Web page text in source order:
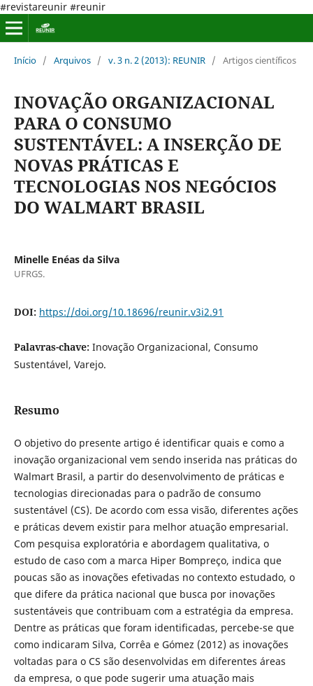
#revistareunir #reunir
Início / Arquivos / v. 3 n. 2 (2013): REUNIR / Artigos científicos
INOVAÇÃO ORGANIZACIONAL
PARA O CONSUMO
SUSTENTÁVEL: A INSERÇÃO DE
NOVAS PRÁTICAS E
TECNOLOGIAS NOS NEGÓCIOS
DO WALMART BRASIL
Minelle Enéas da Silva
UFRGS.
DOI: https://doi.org/10.18696/reunir.v3i2.91
Palavras-chave: Inovação Organizacional, Consumo
Sustentável, Varejo.
Resumo
O objetivo do presente artigo é identificar quais e como a
inovação organizacional vem sendo inserida nas práticas do
Walmart Brasil, a partir do desenvolvimento de práticas e
tecnologias direcionadas para o padrão de consumo
sustentável (CS). De acordo com essa visão, diferentes ações
e práticas devem existir para melhor atuação empresarial.
Com pesquisa exploratória e abordagem qualitativa, o
estudo de caso com a marca Hiper Bompreço, indica que
poucas são as inovações efetivadas no contexto estudado, o
que difere da prática nacional que busca por inovações
sustentáveis que contribuam com a estratégia da empresa.
Dentre as práticas que foram identificadas, percebe-se que
como indicaram Silva, Corrêa e Gómez (2012) as inovações
voltadas para o CS são desenvolvidas em diferentes áreas
da empresa, o que pode sugerir uma atuação mais